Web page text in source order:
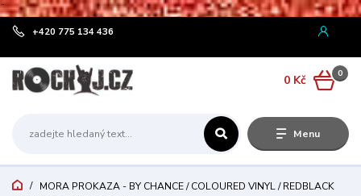
¨
Menu
+420 775 134 436
0
0 Kč
MORA PROKAZA - BY CHANCE / COLOURED VINYL / REDBLACK